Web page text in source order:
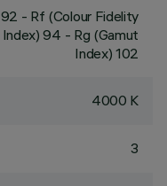
92 - Rf (Colour Fidelity
Index) 94 - Rg (Gamut
Index) 102
4000 K
3